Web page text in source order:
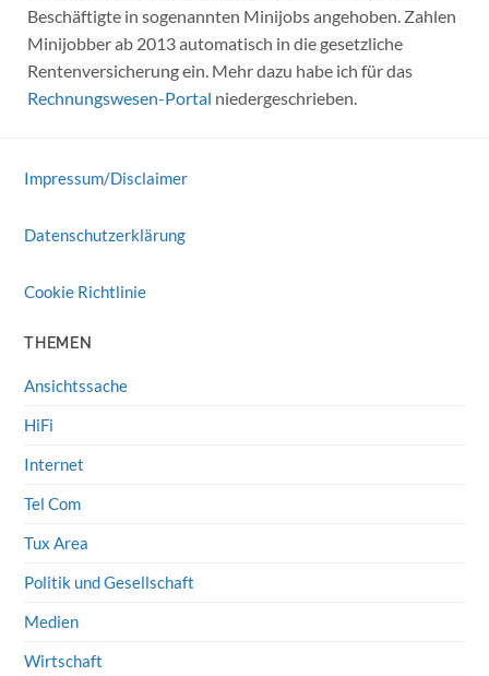
Beschäftigte in sogenannten Minijobs angehoben. Zahlen
Minijobber ab 2013 automatisch in die gesetzliche
Rentenversicherung ein. Mehr dazu habe ich für das
Rechnungswesen-Portal niedergeschrieben.
Impressum/Disclaimer
Datenschutzerklärung
Cookie Richtlinie
THEMEN
Ansichtssache
HiFi
Internet
Tel Com
Tux Area
Politik und Gesellschaft
Medien
Wirtschaft